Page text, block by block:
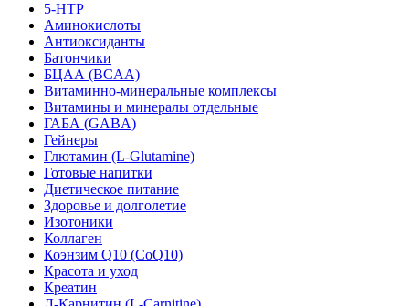
5-HTP
Аминокислоты
Антиоксиданты
Батончики
БЦАА (BCAA)
Витаминно-минеральные комплексы
Витамины и минералы отдельные
ГАБА (GABA)
Гейнеры
Глютамин (L-Glutamine)
Готовые напитки
Диетическое питание
Здоровье и долголетие
Изотоники
Коллаген
Коэнзим Q10 (CoQ10)
Красота и уход
Креатин